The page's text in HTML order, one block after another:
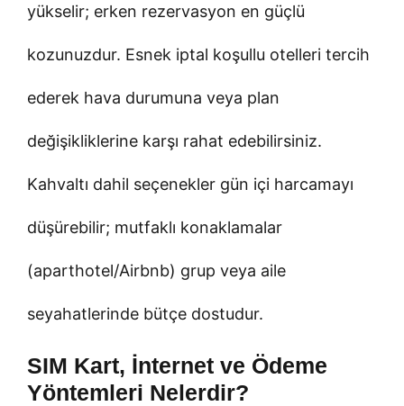
yükselir; erken rezervasyon en güçlü
kozunuzdur. Esnek iptal koşullu otelleri tercih
ederek hava durumuna veya plan
değişikliklerine karşı rahat edebilirsiniz.
Kahvaltı dahil seçenekler gün içi harcamayı
düşürebilir; mutfaklı konaklamalar
(aparthotel/Airbnb) grup veya aile
seyahatlerinde bütçe dostudur.
SIM Kart, İnternet ve Ödeme
Yöntemleri Nelerdir?